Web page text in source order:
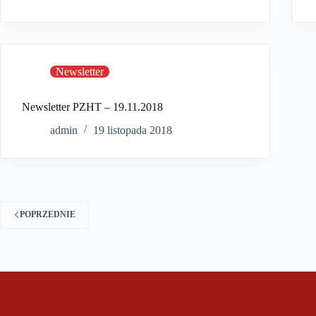
Newsletter
Newsletter PZHT – 19.11.2018
admin
19 listopada 2018
POPRZEDNIE